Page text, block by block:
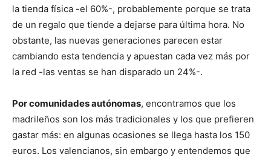
la tienda física -el 60%-, probablemente porque se trata
de un regalo que tiende a dejarse para última hora. No
obstante, las nuevas generaciones parecen estar
cambiando esta tendencia y apuestan cada vez más por
la red -las ventas se han disparado un 24%-.
Por comunidades autónomas, encontramos que los
madrileños son los más tradicionales y los que prefieren
gastar más: en algunas ocasiones se llega hasta los 150
euros. Los valencianos, sin embargo y entendemos que